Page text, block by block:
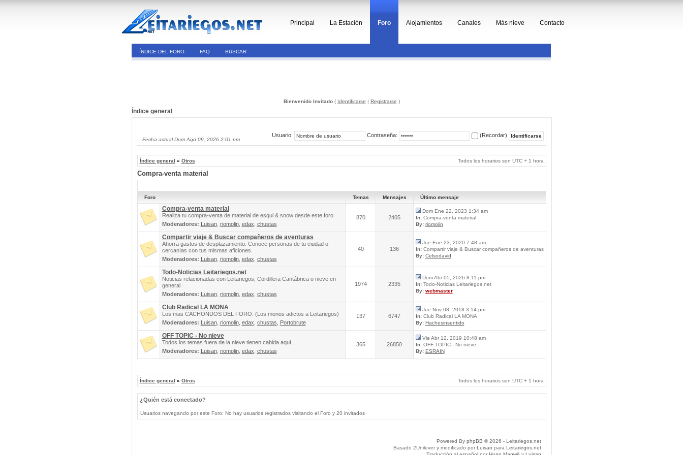
Principal La Estación Foro Alojamientos Canales Más nieve Contacto
ÍNDICE DEL FORO FAQ BUSCAR
Bienvenido Invitado( Identificarse | Registrarse )
Índice general
Fecha actual Dom Ago 09, 2026 2:01 pm
Usuario: Contraseña: (Recordar)
Índice general » Otros Todos los horarios son UTC + 1 hora
Compra-venta material
Foro Temas Mensajes Último mensaje
Compra-venta material
Realiza tu compra-venta de material de esqui & snow desde este foro.
Moderadores: Luisan, riomolin, edax chustas
870 2405
Dom Ene 22, 2023 1:34 am
In:Compra-venta material
By: riomolin
Compartir viaje & Buscar compañeros de aventuras
Ahorra gastos de desplazamiento. Conoce personas de tu ciudad o
cercanías con tus mismas aficiones.
Moderadores: Luisan, riomolin, edax chustas
40 136
Jue Ene 23, 2020 7:48 am
In:Compartir viaje & Buscar compañeros de aventuras
By: Celsodavid
Todo-Noticias Leitariegos.net
Noticias relacionadas con Leitariegos, Cordillera Cantábrica o nieve en
general
Moderadores: Luisan, riomolin, edax chustas
1974 2335
Dom Abr 05, 2026 8:11 pm
In:Todo-Noticias Leitariegos.net
By: webmaster
Club Radical LA MONA
Los mas CACHONDOS DEL FORO. (Los monos adictos a Leitariegos)
Moderadores: Luisan, riomolin, edax chustas Portobrute
137 6747
Jue Nov 08, 2018 3:14 pm
In:Club Radical LA MONA
By: Hachesinsentido
OFF TOPIC - No nieve
Todos los temas fuera de la nieve tienen cabida aquí...
Moderadores: Luisan, riomolin, edax chustas
365 26850
Vie Abr 12, 2019 10:48 am
In:OFF TOPIC - No nieve
By: ESRAIN
Índice general » Otros Todos los horarios son UTC + 1 hora
¿Quién está conectado?
Usuarios navegando por este Foro: No hay usuarios registrados visitando el Foro y 20 invitados
Powered By phpBB © 2026 - Leitariegos.net
Basado 2Unilever y modificado por Luisan para Leitariegos.net